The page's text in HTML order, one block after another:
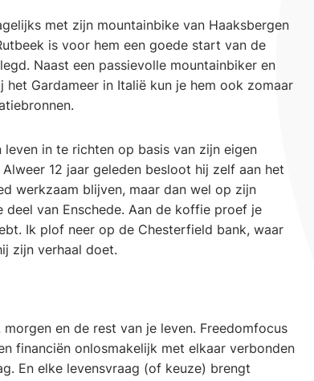
met zijn mountainbike van Haaksbergen
is voor hem een goede start van de
Naast een passievolle mountainbiker en
Gardameer in Italië kun je hem ook zomaar
in te richten op basis van zijn eigen
12 jaar geleden besloot hij zelf aan het
werkzaam blijven, maar dan wel op zijn
van Enschede. Aan de koffie proef je
Ik plof neer op de Chesterfield bank, waar
zijn verhaal doet.
en de rest van je leven. Freedomfocus
financiën onlosmakelijk met elkaar verbonden
En elke levensvraag (of keuze) brengt